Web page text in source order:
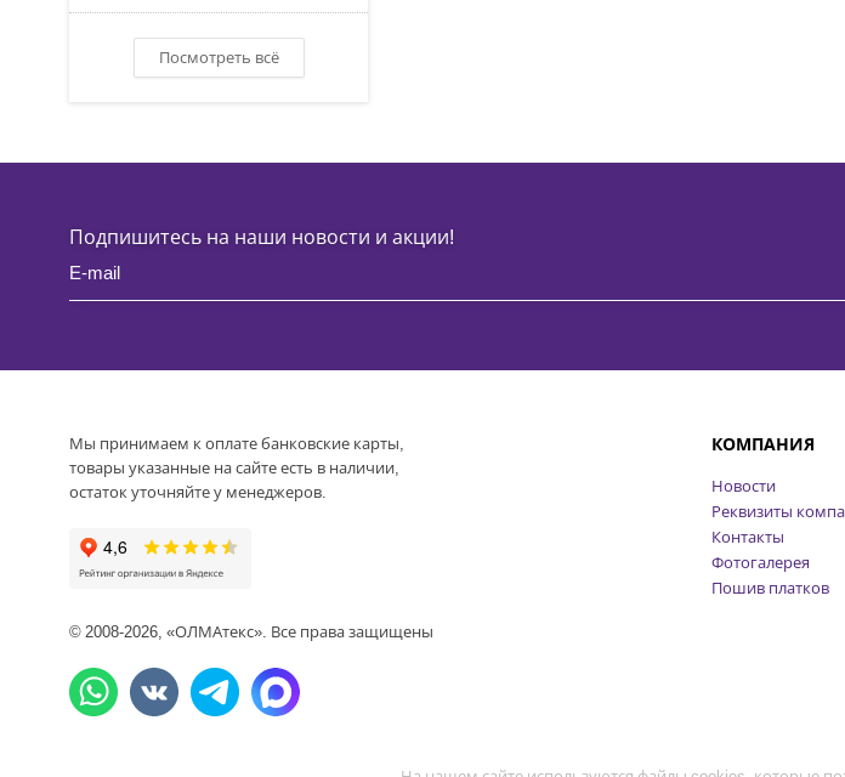
Посмотреть всё
Подпишитесь на наши новости и акции!
Мы принимаем к оплате банковские карты,
товары указанные на сайте есть в наличии,
остаток уточняйте у менеджеров.
© 2008-2026, «ОЛМАтекс». Все права защищены
КОМПАНИЯ
Новости
Реквизиты
Контакты
Фотогалерея
Пошив платков